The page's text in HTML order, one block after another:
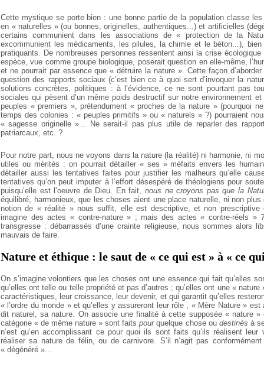
Cette mystique se porte bien : une bonne partie de la population classe
en « naturelles » (ou bonnes, originelles, authentiques...) et artificielles
certains communient dans les associations de « protection de la
excommunient les médicaments, les pilules, la chimie et le béton...),
pratiquants. De nombreuses personnes ressentent ainsi la crise
espèce, vue comme groupe biologique, poserait question en elle-même,
et ne pourrait par essence que « détruire la nature ». Cette façon
question des rapports sociaux (c’est bien ce à quoi sert d’invoquer la
solutions concrètes, politiques : à l’évidence, ce ne sont pourtant pas
sociales qui pèsent d’un même poids destructif sur notre environnement
peuples « premiers », prétendument « proches de la nature » (pourquoi
temps des colonies : « peuples primitifs » ou « naturels » ?) pourraient
« sagesse originelle »... Ne serait-il pas plus utile de reparler des
patriarcaux, etc. ?
Pour notre part, nous ne voyons dans la nature (la réalité) ni harmonie, ni
utiles ou mérités : on pourrait détailler « ses » méfaits envers les
détailler aussi les tentatives faites pour justifier les malheurs qu’elle
tentatives qu’on peut imputer à l’effort désespéré de théologiens pour
puisqu’elle est l’oeuvre de Dieu. En fait,nous ne croyons pas que la
équilibré, harmonieux, que les choses aient une place naturelle, ni non
notion de « réalité » nous suffit, elle est descriptive, et non
imagine des actes « contre-nature » ; mais des actes « contre-réels
transgresse : débarrassés d’une crainte religieuse, nous sommes alors
mauvais de faire.
Nature et éthique : le saut de « ce qui est » à « ce
On s’imagine volontiers que les choses ont une essence qui fait qu’elles
qu’elles ont telle ou telle propriété et pas d’autres ; qu’elles ont une «
caractéristiques, leur croissance, leur devenir, et qui garantit qu’elles
« l’ordre du monde » et qu’elles y assureront leur rôle ; « Mère Nature »
dit naturel, sa nature. On associe une finalité à cette supposée « nature
catégorie « de même nature » sont faitspourquelque chose ou destinés à
n’est qu’en accomplissant ce pour quoi ils sont faits qu’ils réalisent
réaliser sa nature de félin, ou de carnivore. S’il n’agit pas
« dégénéré »...